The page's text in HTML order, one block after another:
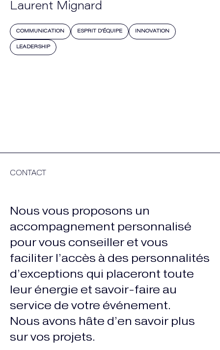
Laurent Mignard
COMMUNICATION ESPRIT D’ÉQUIPE INNOVATION
LEADERSHIP
CONTACT
Nous vous proposons un
accompagnement personnalisé
pour vous conseiller et vous
faciliter l’accès à des personnalités
d’exceptions qui placeront toute
leur énergie et savoir-faire au
service de votre événement.
Nous avons hâte d’en savoir plus
sur vos projets.